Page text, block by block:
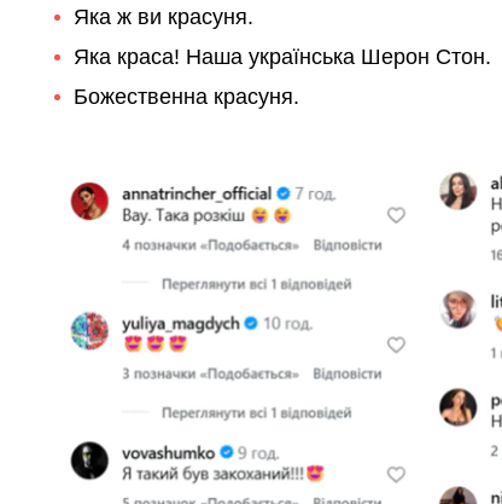
Яка ж ви красуня.
Яка краса! Наша українська Шерон Стон.
Божественна красуня.